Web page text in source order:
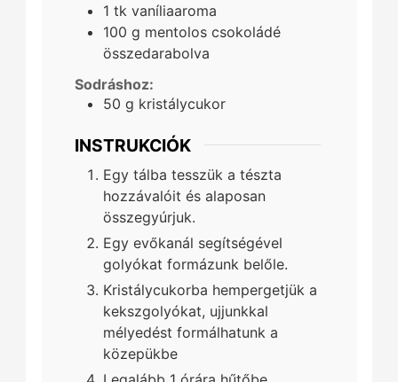
1 tk vaníliaaroma
100 g mentolos csokoládé
összedarabolva
Sodráshoz:
50 g kristálycukor
INSTRUKCIÓK
Egy tálba tesszük a tészta
hozzávalóit és alaposan
összegyúrjuk.
Egy evőkanál segítségével
golyókat formázunk belőle.
Kristálycukorba hempergetjük a
kekszgolyókat, ujjunkkal
mélyedést formálhatunk a
közepükbe